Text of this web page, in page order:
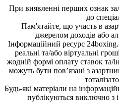
При виявленні перших ознак
до
Пам'ятайте, що участь в
джерелом доходів або
Інформаційний ресурс
реальні та/або віртуальні
жодній формі оплату ставок та/
можуть бути пов’язані з
Будь-які матеріали на
публікуються виключно